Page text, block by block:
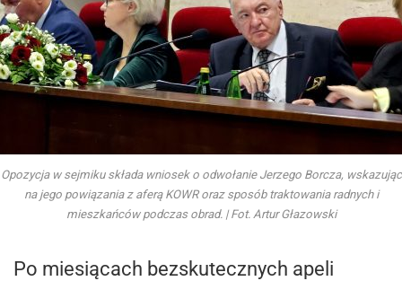
Opozycja w sejmiku składa wniosek o odwołanie Jerzego Borcza, wskazując
na jego powiązania z aferą KOWR oraz sposób traktowania radnych i
mieszkańców podczas obrad. | Fot. Artur Głazowski
Po miesiącach bezskutecznych apeli